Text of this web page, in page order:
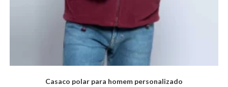
Casaco polar para homem personalizado